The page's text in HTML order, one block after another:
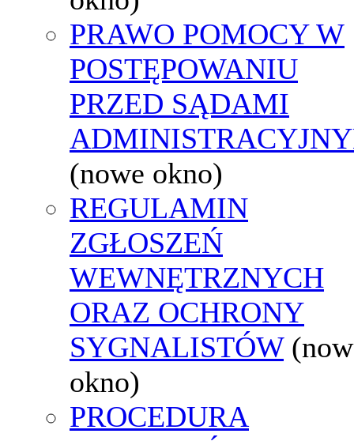
PRAWO POMOCY W
POSTĘPOWANIU
PRZED SĄDAMI
(nowe okno)
REGULAMIN
ZGŁOSZEŃ
WEWNĘTRZNYCH
ORAZ OCHRONY
SYGNALISTÓW
okno)
PROCEDURA